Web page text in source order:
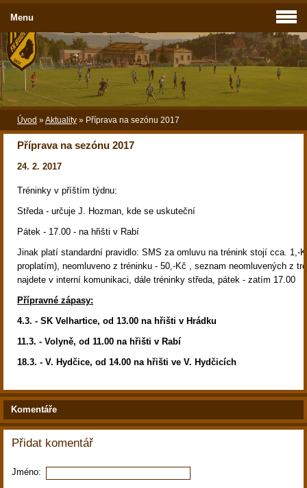
Úvod »Aktuality » Příprava na sezónu 2017
Příprava na sezónu 2017
24. 2. 2017
Tréninky v příštím týdnu:
Středa - určuje J. Hozman, kde se uskuteční
Pátek - 17.00 - na hřišti v Rabí
Jinak platí standardní pravidlo: SMS za omluvu na trénink stojí cca. 1,-
proplatím), neomluveno z tréninku - 50,-Kč , seznam neomluvených z
najdete v interní komunikaci, dále tréninky středa, pátek - zatím 17.00
Přípravné zápasy:
4.3. - SK Velhartice, od 13.00 na hřišti v Hrádku
11.3. - Volyně, od 11.00 na hřišti v Rabí
18.3. - V. Hydčice, od 14.00 na hřišti ve V. Hydčicích
Komentáře
Přidat komentář
Jméno:
Menu